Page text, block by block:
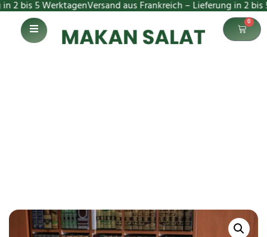
5 WerktagenVersand aus Frankreich – Lieferung in 2 bis 5
0